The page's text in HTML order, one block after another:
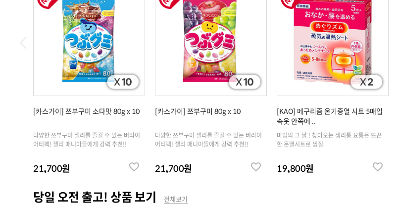
[카스가이] 쯔부구미 소다맛 80g x 10
다양한 쯔부구미 젤리를 즐길 수 있는 버라이
어티팩! 젤리 매니아들에게 강력 추천!!
21,700원
[카스가이] 쯔부구미 80g x 10
다양한 쯔부구미 젤리를 즐길 수 있는 버라이
어티팩! 젤리 매니아들에게 강력 추천!!
21,700원
[KAO] 메구리즘 온기증열 시트 5매입
속옷 안쪽에 ..
마법의 그 날 ! 찾아오는 생리통 요통은 뜨끈
한 온열시트로 찜질
19,800원
당일 오전 출고! 상품 보기 전체보기